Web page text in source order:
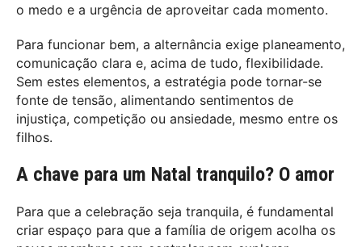
o medo e a urgência de aproveitar cada momento.
Para funcionar bem, a alternância exige planeamento,
comunicação clara e, acima de tudo, flexibilidade.
Sem estes elementos, a estratégia pode tornar-se
fonte de tensão, alimentando sentimentos de
injustiça, competição ou ansiedade, mesmo entre os
filhos.
A chave para um Natal tranquilo? O amor
Para que a celebração seja tranquila, é fundamental
criar espaço para que a família de origem acolha os